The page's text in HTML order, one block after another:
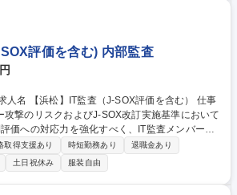
評価を含む) 内部監査
攻撃のリスクおよびJ-SOX改訂実施基準において
価への対応力を強化すべく、IT監査メンバーを
◎ITGC/ITAC評価◎適正・経験・希望に応じてI
せすることもあります。 【■役割】IT監査チーム
ダーの指示のもと、IT監査およびJ-SOX IT評価
取得支援あり 時短勤務あり
退職金あり
土日祝休み 服装自由